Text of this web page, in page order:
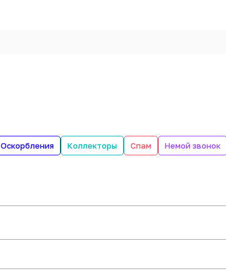
Оскорбления Коллекторы Спам Немой звонок